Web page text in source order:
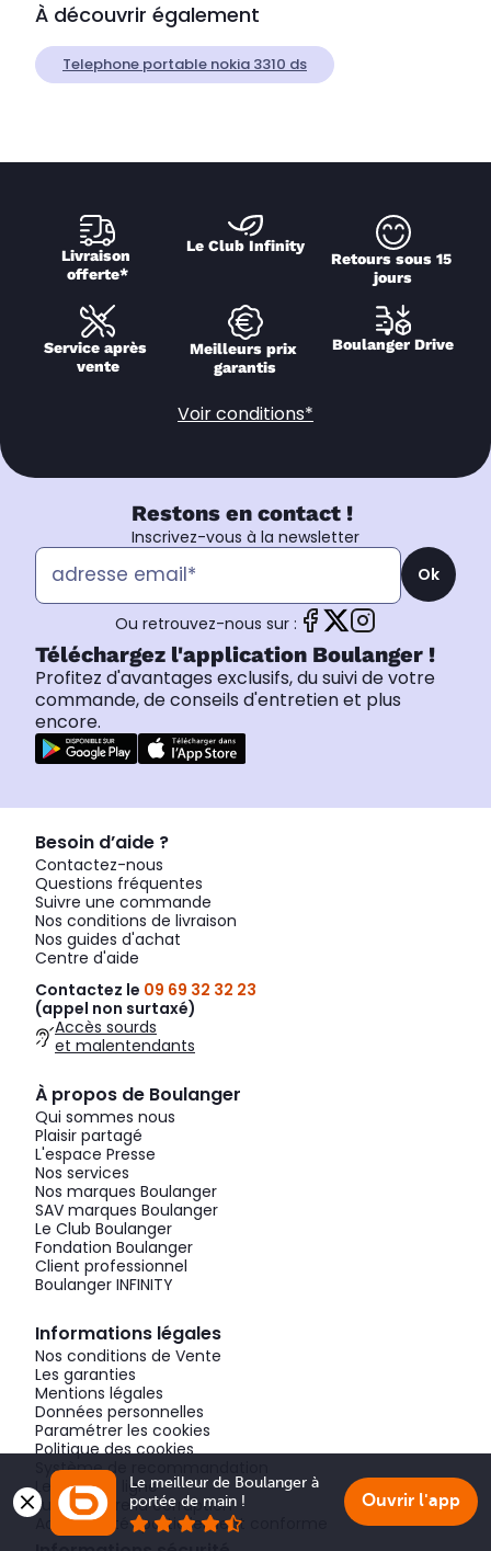
À découvrir également
Telephone portable nokia 3310 ds
Livraison
offerte*
Le Club Infinity
Retours sous 15
jours
Service après
vente
Meilleurs prix
garantis
Boulanger Drive
Voir conditions*
Restons en contact !
Inscrivez-vous à la newsletter
Ok
Ou retrouvez-nous sur :
Téléchargez l'application Boulanger !
Profitez d'avantages exclusifs, du suivi de votre
commande, de conseils d'entretien et plus
encore.
Besoin d’aide ?
Contactez-nous
Questions fréquentes
Suivre une commande
Nos conditions de livraison
Nos guides d'achat
Centre d'aide
Contactez le 09 69 32 32 23
(appel non surtaxé)
Accès sourds
et malentendants
À propos de Boulanger
Qui sommes nous
Plaisir partagé
L'espace Presse
Nos services
Nos marques Boulanger
SAV marques Boulanger
Le Club Boulanger
Fondation Boulanger
Client professionnel
Boulanger INFINITY
Informations légales
Nos conditions de Vente
Les garanties
Mentions légales
Données personnelles
Paramétrer les cookies
Politique des cookies
Système de recommandation
Les avis en ligne
Lutte contre la corruption
Accessibilité : partiellement conforme
Le meilleur de Boulanger à
portée de main !
Ouvrir l'app